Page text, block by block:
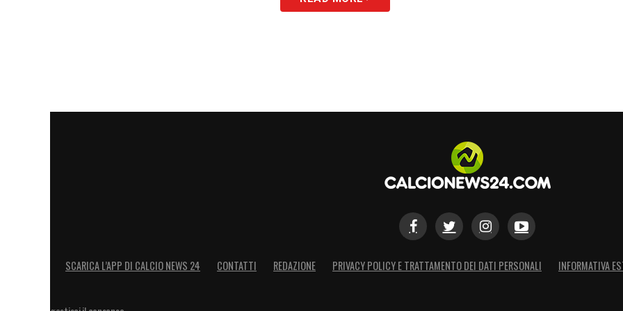
miglior calcio che ci sia nel mondo, quello della Premier League»
SCARICA L’APP DI CALCIO NEWS 24 CONTATTI REDAZIONE PRIVACY POLICY E TRATTAMENTO DEI DATI PERSONALI INFORMATIVA